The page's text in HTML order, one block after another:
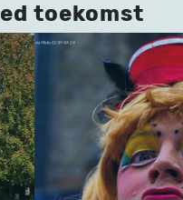
toekomst